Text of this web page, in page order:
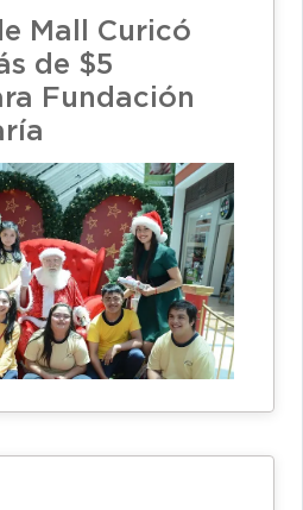
Mall Curicó
de $5
Fundación